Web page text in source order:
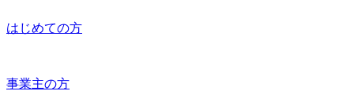
はじめての方
事業主の方